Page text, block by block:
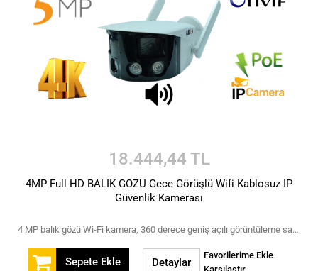
18.444,44 TL
4MP Full HD BALIK GOZU Gece Görüşlü Wifi Kablosuz IP
Güvenlik Kamerası
4 MP balık gözü Wi-Fi kamera, 360 derece geniş açılı görüntüleme sağlayan bir IP kameradır. Wi-Fi bağlantısı, kızılötesi gece görüşü ve hareket algılama gibi özelliklere sahip olan bu kamera, ev veya iş yerinizin güvenliği için ideal bir seçenektir.
Sepete Ekle Detaylar
Favorilerime Ekle